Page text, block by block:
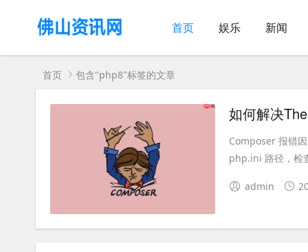
首页 娱乐 新闻
首页 包含"php8"标签的文章
Composer 报错
php.ini 路径，检
admin